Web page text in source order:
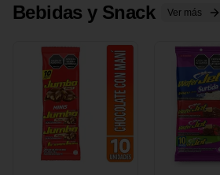
Bebidas y Snack Ver más